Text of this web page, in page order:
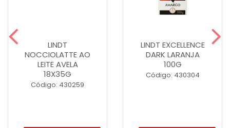
LINDT
NOCCIOLATTE AO
LEITE AVELA
18X35G
Código: 430259
LINDT EXCELLENCE
DARK LARANJA
100G
Código: 430304